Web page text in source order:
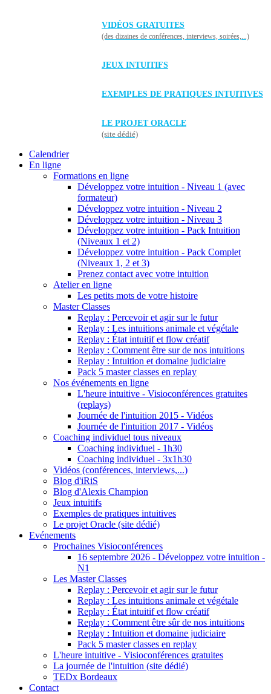
VIDÉOS GRATUITES
(des dizaines de conférences, interviews, soirées,...)
JEUX INTUITIFS
EXEMPLES DE PRATIQUES INTUITIVES
LE PROJET ORACLE
(site dédié)
Calendrier
En ligne
Formations en ligne
Développez votre intuition - Niveau 1 (avec
formateur)
Développez votre intuition - Niveau 2
Développez votre intuition - Niveau 3
Développez votre intuition - Pack Intuition
(Niveaux 1 et 2)
Développez votre intuition - Pack Complet
(Niveaux 1, 2 et 3)
Prenez contact avec votre intuition
Atelier en ligne
Les petits mots de votre histoire
Master Classes
Replay : Percevoir et agir sur le futur
Replay : Les intuitions animale et végétale
Replay : État intuitif et flow créatif
Replay : Comment être sur de nos intuitions
Replay : Intuition et domaine judiciaire
Pack 5 master classes en replay
Nos événements en ligne
L'heure intuitive - Visioconférences gratuites
(replays)
Journée de l'intuition 2015 - Vidéos
Journée de l'intuition 2017 - Vidéos
Coaching individuel tous niveaux
Coaching individuel - 1h30
Coaching individuel - 3x1h30
Vidéos (conférences, interviews,...)
Blog d'iRiS
Blog d'Alexis Champion
Jeux intuitifs
Exemples de pratiques intuitives
Le projet Oracle (site dédié)
Evénements
Prochaines Visioconférences
16 septembre 2026 - Développez votre intuition -
N1
Les Master Classes
Replay : Percevoir et agir sur le futur
Replay : Les intuitions animale et végétale
Replay : État intuitif et flow créatif
Replay : Comment être sûr de nos intuitions
Replay : Intuition et domaine judiciaire
Pack 5 master classes en replay
L'heure intuitive - Visioconférences gratuites
La journée de l'intuition (site dédié)
TEDx Bordeaux
Contact